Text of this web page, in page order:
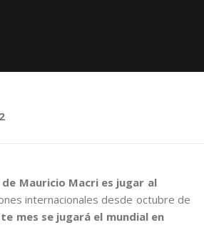
Mauricio Macri es jugar al
internacionales desde octubre de
mes se jugará el mundial en